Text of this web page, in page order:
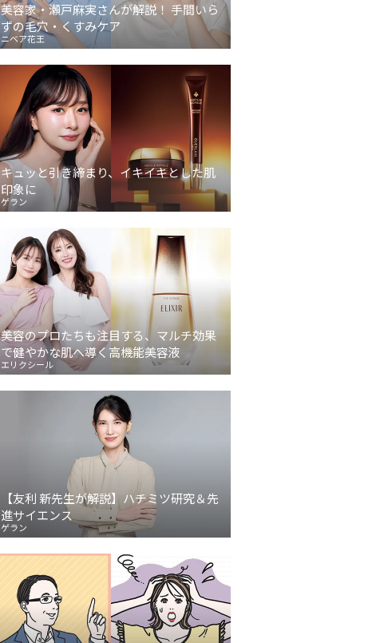
美容家・瀬戸麻実さんが解説！ 手間いら
ずの毛穴・くすみケア
ニベア花王
キュッと引き締まり、イキイキとした肌
印象に
ゲラン
美容のプロたちも注目する、マルチ効果
で健やかな肌へ導く高機能美容液
エリクシール
【友利 新先生が解説】ハチミツ研究＆先
進サイエンス
ゲラン